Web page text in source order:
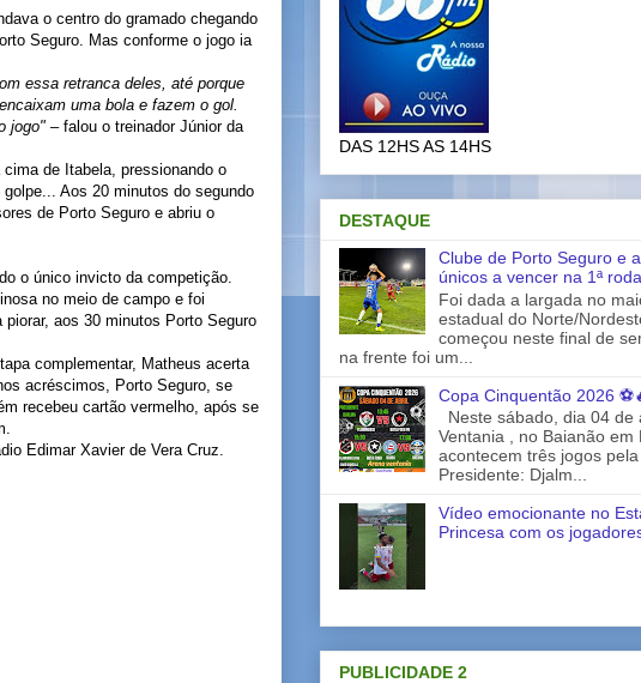
o centro do gramado chegando
Seguro. Mas conforme o jogo ia
essa retranca deles, até porque
uma bola e fazem o gol.
jogo" – falou o treinador Júnior da
de Itabela, pressionando o
Aos 20 minutos do segundo
de Porto Seguro e abriu o
o único invicto da competição.
no meio de campo e foi
aos 30 minutos Porto Seguro
complementar, Matheus acerta
acréscimos, Porto Seguro, se
recebeu cartão vermelho, após se
Edimar Xavier de Vera Cruz.
DAS 12HS AS 14HS
DESTAQUE
Clube de Porto Seguro e
únicos a vencer na 1ª
Foi dada a largada no
estadual do Norte/
começou neste final de
na frente foi um...
Copa Cinquentão 2026
Neste sábado, dia 04 de
Ventania , no Baianão em
acontecem três jogos
Presidente: Djalm...
Vídeo emocionante no
Princesa com os
PUBLICIDADE 2